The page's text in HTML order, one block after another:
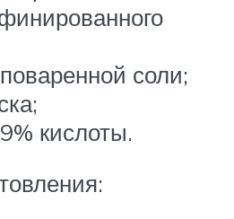
соли;
кислоты.